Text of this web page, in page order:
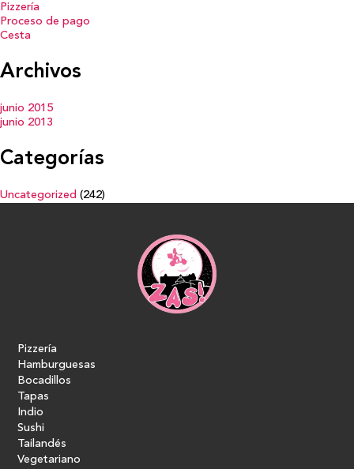
Pizzería
Proceso de pago
Cesta
Archivos
junio 2015
junio 2013
Categorías
Uncategorized (242)
Pizzería
Hamburguesas
Bocadillos
Tapas
Indio
Sushi
Tailandés
Vegetariano